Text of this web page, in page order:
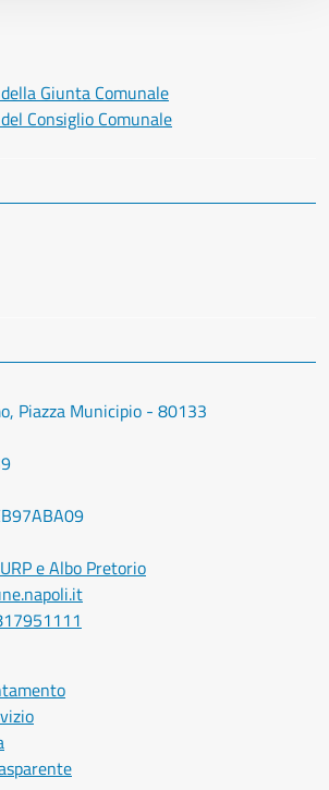
Giunta Comunale
Consiglio Comunale
Piazza Municipio - 80133
e Albo Pretorio